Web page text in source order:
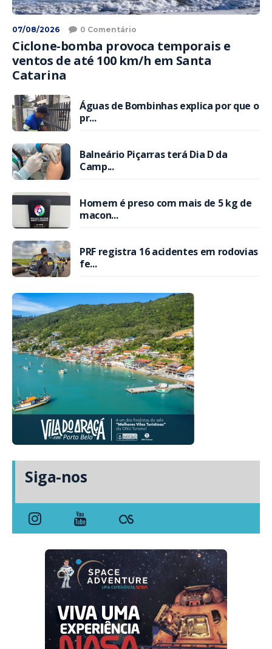
07/08/2026 0 Comentário
Ciclone-bomba provoca temporais e
ventos de até 100 km/h em Santa
Catarina
Águas de Bombinhas explica por que o
pr...
Balneário Piçarras terá Dia D da
Camp...
Homem é preso com mais de 5 kg de
macon...
PRF registra 16 acidentes em rodovias
fe...
Siga-nos